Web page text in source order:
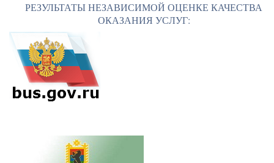
РЕЗУЛЬТАТЫ НЕЗАВИСИМОЙ ОЦЕНКЕ КАЧЕСТВА
ОКАЗАНИЯ УСЛУГ: